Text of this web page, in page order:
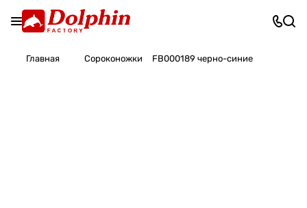
Главная Сороконожки FB000189 черно-синие